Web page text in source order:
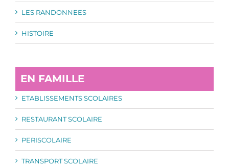
LES RANDONNEES
HISTOIRE
EN FAMILLE
ETABLISSEMENTS SCOLAIRES
RESTAURANT SCOLAIRE
PERISCOLAIRE
TRANSPORT SCOLAIRE